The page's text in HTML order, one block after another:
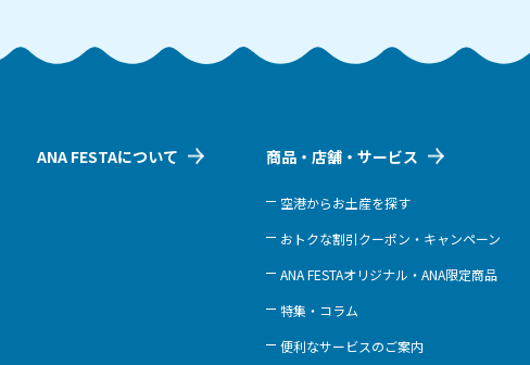
ANA FESTAについて 商品・店舗・サービス
空港からお土産を探す
おトクな割引クーポン・キャンペーン
ANA FESTAオリジナル・ANA限定商品
特集・コラム
便利なサービスのご案内